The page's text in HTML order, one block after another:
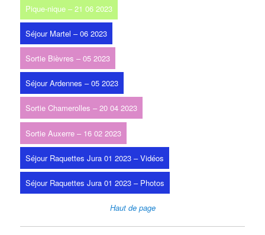
Pique-nique – 21 06 2023
Séjour Martel – 06 2023
Sortie Bièvres – 05 2023
Séjour Ardennes – 05 2023
Sortie Chamerolles – 20 04 2023
Sortie Auxerre – 16 02 2023
Séjour Raquettes Jura 01 2023 – Vidéos
Séjour Raquettes Jura 01 2023 – Photos
Haut de page